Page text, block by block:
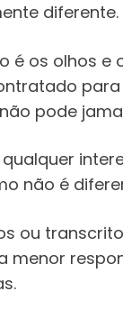
diferente.
é os olhos e
pode
não é
ou
menor